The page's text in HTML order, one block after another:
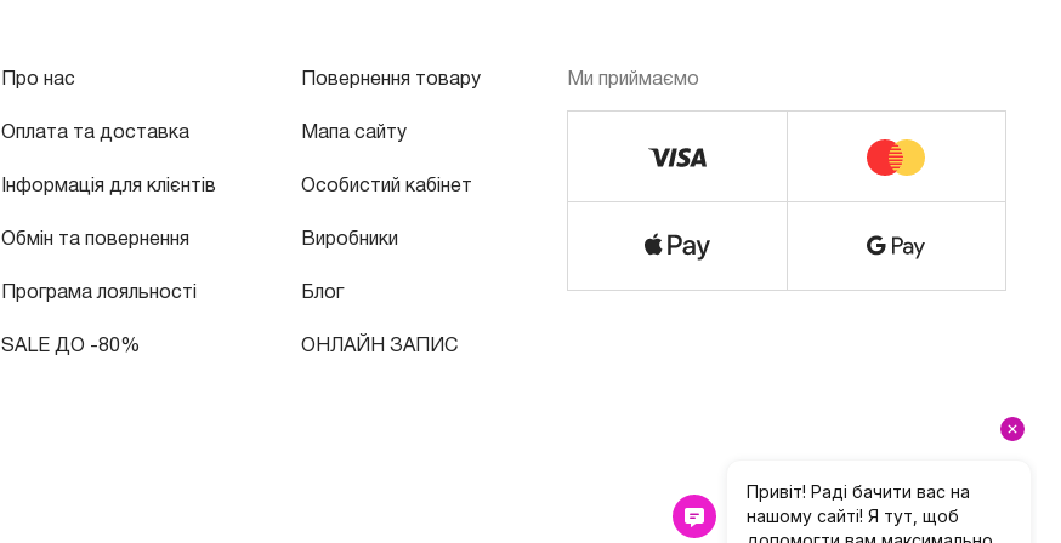
Про нас
Оплата та доставка
Інформація для клієнтів
Обмін та повернення
Програма лояльності
SALE ДО -80%
Повернення товару
Мапа сайту
Особистий кабінет
Виробники
Блог
ОНЛАЙН ЗАПИС
Ми приймаємо